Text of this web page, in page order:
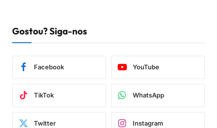
Gostou? Siga-nos
Facebook YouTube
TikTok WhatsApp
Twitter Instagram